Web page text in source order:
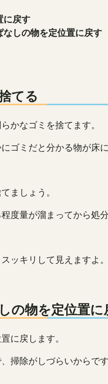
に戻す
しの物を定位置に戻す
てる
かなゴミを捨てます。
ゴミだと分かる物が床
ましょう。
度量が溜まってから処
ッキリして見えますよ。
の物を定位置に
に戻します。
掃除がしづらいからです